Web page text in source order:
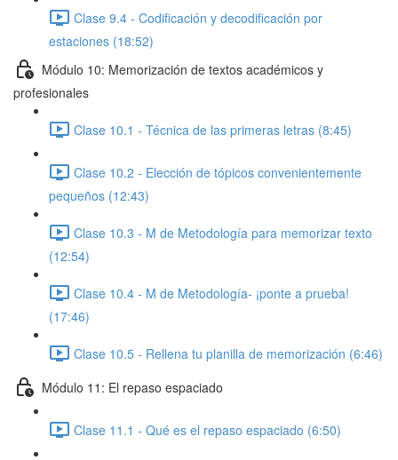
Clase 9.4 - Codificación y decodificación por
estaciones (18:52)
Módulo 10: Memorización de textos académicos y
profesionales
Clase 10.1 - Técnica de las primeras letras (8:45)
Clase 10.2 - Elección de tópicos convenientemente
pequeños (12:43)
Clase 10.3 - M de Metodología para memorizar texto
(12:54)
Clase 10.4 - M de Metodología- ¡ponte a prueba!
(17:46)
Clase 10.5 - Rellena tu planilla de memorización (6:46)
Módulo 11: El repaso espaciado
Clase 11.1 - Qué es el repaso espaciado (6:50)